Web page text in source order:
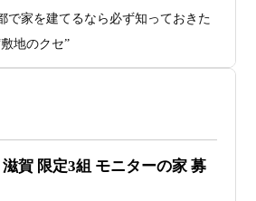
で家を建てるなら必ず知っておきた
敷地のクセ”
ススト一級建築士事務所が考える“設
賀 限定3組 モニターの家 募